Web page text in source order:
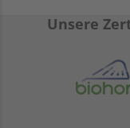
Unsere